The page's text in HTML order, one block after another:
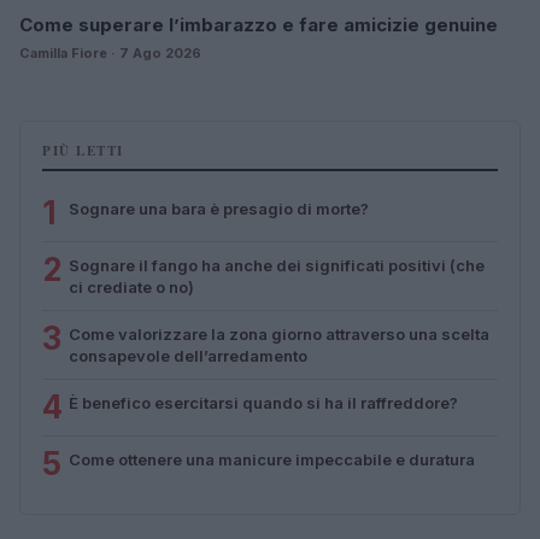
Come superare l’imbarazzo e fare amicizie genuine
Camilla Fiore · 7 Ago 2026
PIÙ LETTI
1 Sognare una bara è presagio di morte?
2 Sognare il fango ha anche dei significati positivi (che
ci crediate o no)
3 Come valorizzare la zona giorno attraverso una scelta
consapevole dell’arredamento
4 È benefico esercitarsi quando si ha il raffreddore?
5 Come ottenere una manicure impeccabile e duratura